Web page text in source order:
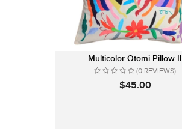
Multicolor Otomi Pillow II
(0 REVIEWS)
$45.00